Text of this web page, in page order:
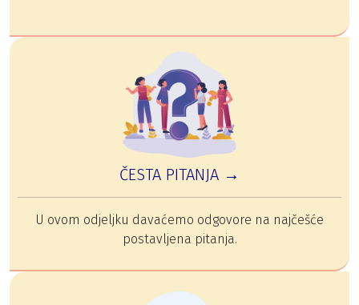
ČESTA PITANJA →
U ovom odjeljku davaćemo odgovore na najčešće
postavljena pitanja.